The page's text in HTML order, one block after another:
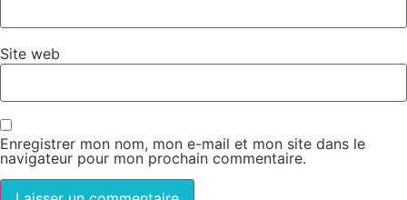
Site web
Enregistrer mon nom, mon e-mail et mon site dans le
navigateur pour mon prochain commentaire.